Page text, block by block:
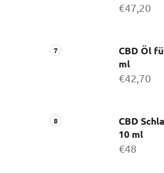
€47,20
CBD Öl
ml
€42,70
CBD
10 ml
€48